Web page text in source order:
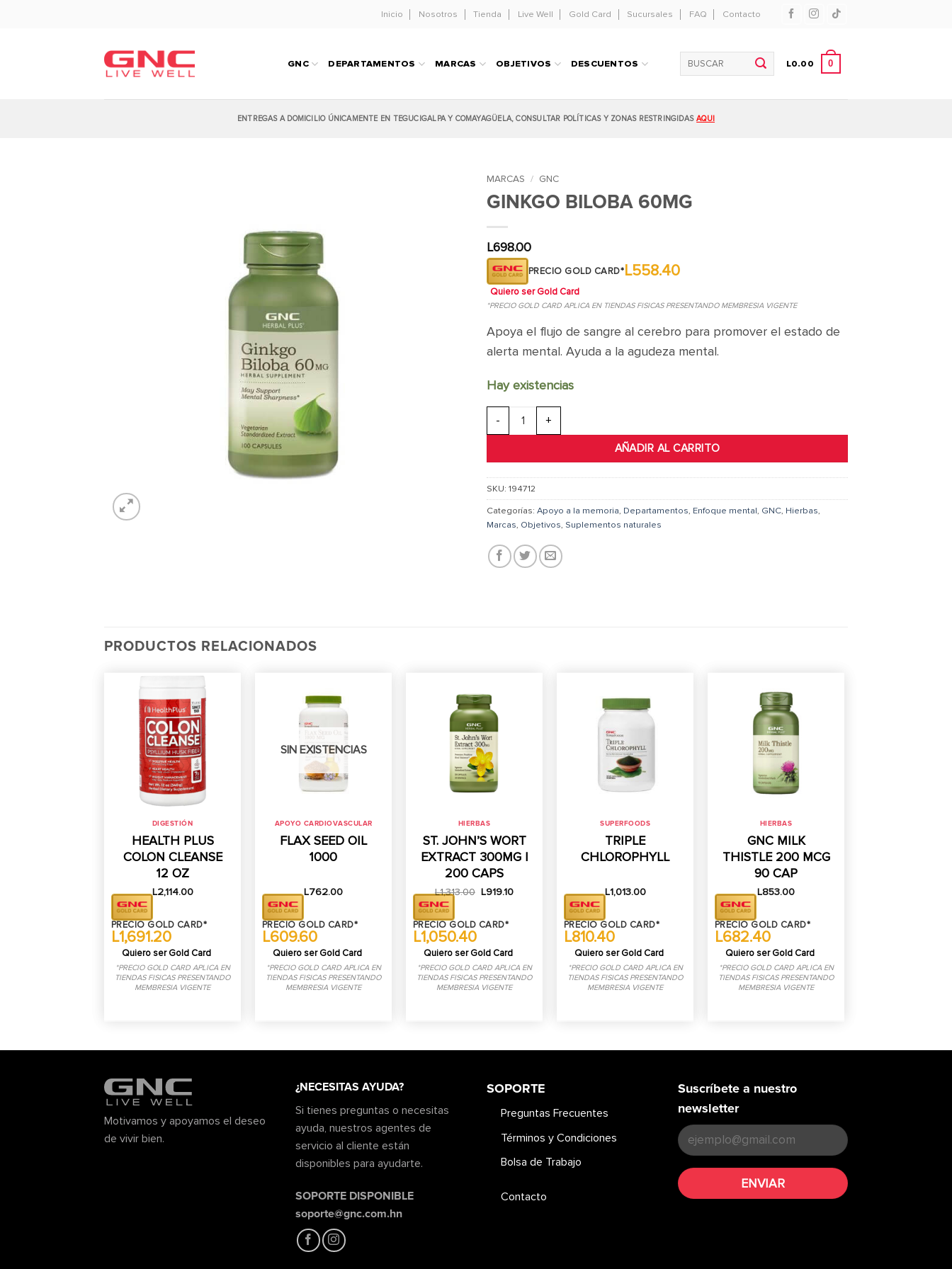
Inicio Nosotros Tienda Live Well Gold Card Sucursales FAQ Contacto
GNC DEPARTAMENTOS MARCAS OBJETIVOS DESCUENTOS
Buscar
L0.00 0
ENTREGAS A DOMICILIO ÚNICAMENTE EN TEGUCIGALPA Y COMAYAGÜELA, CONSULTAR POLÍTICAS Y ZONAS RESTRINGIDAS AQUI
MARCAS / GNC
GINKGO BILOBA 60MG
L698.00
PRECIO GOLD CARD*L558.40
Quiero ser Gold Card
*PRECIO GOLD CARD APLICA EN TIENDAS FISICAS PRESENTANDO MEMBRESIA VIGENTE
Apoya el flujo de sangre al cerebro para promover el estado de
alerta mental. Ayuda a la agudeza mental.
Hay existencias
Ginkgo Biloba 60mg cantidad
AÑADIR AL CARRITO
SKU: 194712
Categorías: Apoyo a la memoria, Departamentos, Enfoque mental, GNC, Hierbas,
Marcas, Objetivos, Suplementos naturales
PRODUCTOS RELACIONADOS
DIGESTIÓN
HEALTH PLUS
COLON CLEANSE
12 OZ
L2,114.00
PRECIO GOLD CARD*
L1,691.20
Quiero ser Gold Card
*PRECIO GOLD CARD APLICA EN
TIENDAS FISICAS PRESENTANDO
MEMBRESIA VIGENTE
SIN EXISTENCIAS
APOYO CARDIOVASCULAR
FLAX SEED OIL
1000
L762.00
PRECIO GOLD CARD*
L609.60
Quiero ser Gold Card
*PRECIO GOLD CARD APLICA EN
TIENDAS FISICAS PRESENTANDO
MEMBRESIA VIGENTE
HIERBAS
ST. JOHN’S WORT
EXTRACT 300MG |
200 CAPS
L1,313.00 El
era:
L1,313.00.
L919.10El
PRECIO GOLD CARD*
L1,050.40
Quiero ser Gold Card
*PRECIO GOLD CARD APLICA EN
TIENDAS FISICAS PRESENTANDO
MEMBRESIA VIGENTE
SUPERFOODS
TRIPLE
CHLOROPHYLL
L1,013.00
PRECIO GOLD CARD*
L810.40
Quiero ser Gold Card
*PRECIO GOLD CARD APLICA EN
TIENDAS FISICAS PRESENTANDO
MEMBRESIA VIGENTE
HIERBAS
GNC MILK
THISTLE 200 MCG
90 CAP
L853.00
PRECIO GOLD CARD*
L682.40
Quiero ser Gold Card
*PRECIO GOLD CARD APLICA EN
TIENDAS FISICAS PRESENTANDO
MEMBRESIA VIGENTE
Motivamos y apoyamos el deseo
de vivir bien.
¿NECESITAS AYUDA?
Si tienes preguntas o necesitas
ayuda, nuestros agentes de
servicio al cliente están
disponibles para ayudarte.
SOPORTE DISPONIBLE
soporte@gnc.com.hn
SOPORTE
Preguntas Frecuentes
Términos y Condiciones
Bolsa de Trabajo
Contacto
Suscríbete a nuestro
newsletter